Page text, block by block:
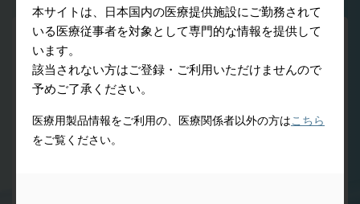
本サイトは、日本国内の医療提供施設にご勤務されて
いる医療従事者を対象として専門的な情報を提供して
います。
該当されない方はご登録・ご利用いただけませんので
予めご了承ください。
医療用製品情報をご利用の、医療関係者以外の方はこちら
をご覧ください。